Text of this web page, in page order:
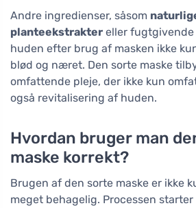
Andre ingredienser, såsom
planteekstrakter eller fugtgivende
huden efter brug af masken ikke
blød og næret. Den sorte maske
omfattende pleje, der ikke kun
også revitalisering af huden.
Hvordan bruger man
maske korrekt?
Brugen af den sorte maske er ikke
meget behagelig. Processen starter